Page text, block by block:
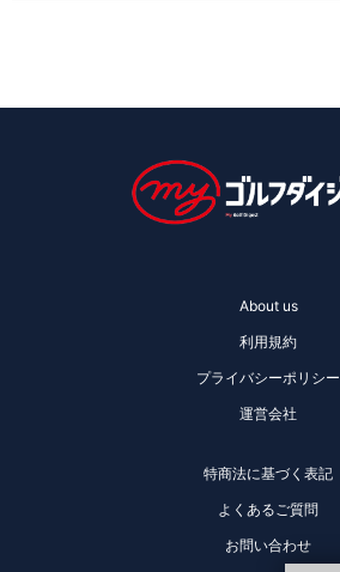
About us
利用規約
プライバシーポリシー
運営会社
特商法に基づく表記
よくあるご質問
お問い合わせ